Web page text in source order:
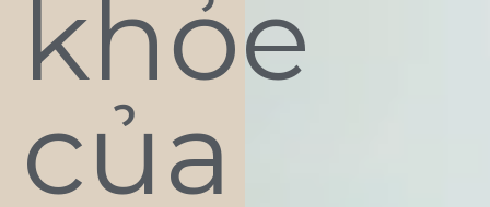
khỏe
của